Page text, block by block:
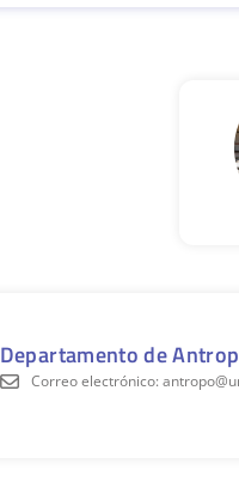
Departamento de
Correo electrónico: